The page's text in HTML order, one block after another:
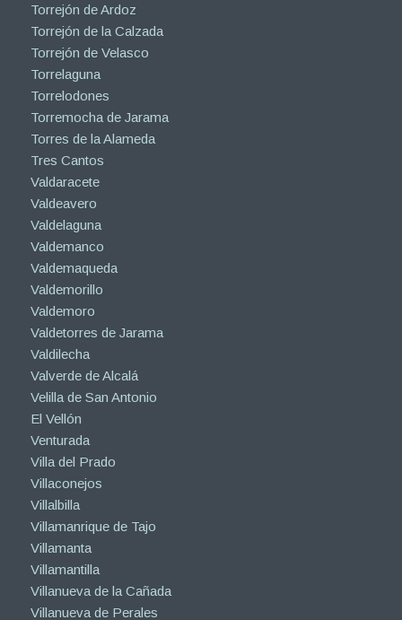
Torrejón de Ardoz
Torrejón de la Calzada
Torrejón de Velasco
Torrelaguna
Torrelodones
Torremocha de Jarama
Torres de la Alameda
Tres Cantos
Valdaracete
Valdeavero
Valdelaguna
Valdemanco
Valdemaqueda
Valdemorillo
Valdemoro
Valdetorres de Jarama
Valdilecha
Valverde de Alcalá
Velilla de San Antonio
El Vellón
Venturada
Villa del Prado
Villaconejos
Villalbilla
Villamanrique de Tajo
Villamanta
Villamantilla
Villanueva de la Cañada
Villanueva de Perales